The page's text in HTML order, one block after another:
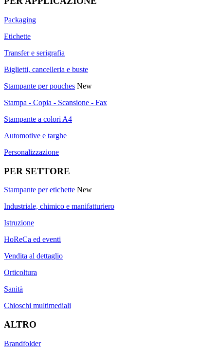
Packaging
Etichette
Transfer e serigrafia
Biglietti, cancelleria e buste
Stampante per pouches New
Stampa - Copia - Scansione - Fax
Stampante a colori A4
Automotive e targhe
Personalizzazione
PER SETTORE
Stampante per etichette New
Industriale, chimico e manifatturiero
Istruzione
HoReCa ed eventi
Vendita al dettaglio
Orticoltura
Sanità
Chioschi multimediali
ALTRO
Brandfolder